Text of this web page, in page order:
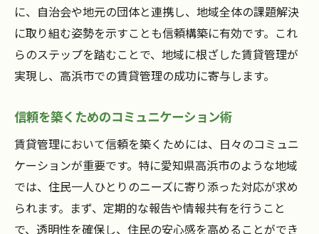
に、自治会や地元の団体と連携し、地域全体の課題解決
に取り組む姿勢を示すことも信頼構築に有効です。これ
らのステップを踏むことで、地域に根ざした賃貸管理が
実現し、高浜市での賃貸管理の成功に寄与します。
信頼を築くためのコミュニケーション術
賃貸管理において信頼を築くためには、日々のコミュニ
ケーションが重要です。特に愛知県高浜市のような地域
では、住民一人ひとりのニーズに寄り添った対応が求め
られます。まず、定期的な報告や情報共有を行うこと
で、透明性を確保し、住民の安心感を高めることができ